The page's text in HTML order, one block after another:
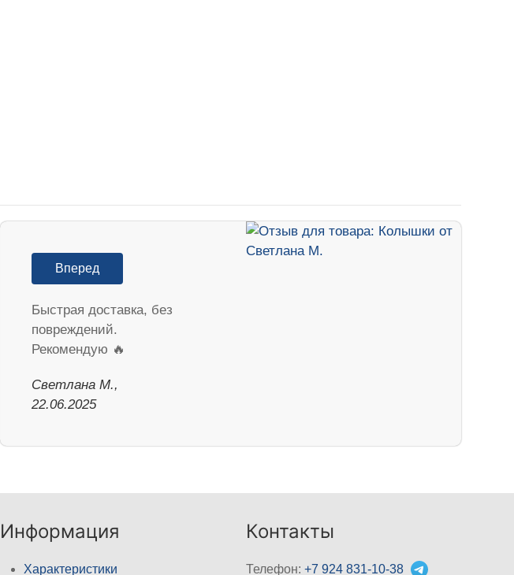
Вперед
Быстрая доставка, без
повреждений.
Рекомендую 🔥
Светлана М.,
22.06.2025
Информация
Характеристики
Контакты
Телефон:+7 924 831-10-38